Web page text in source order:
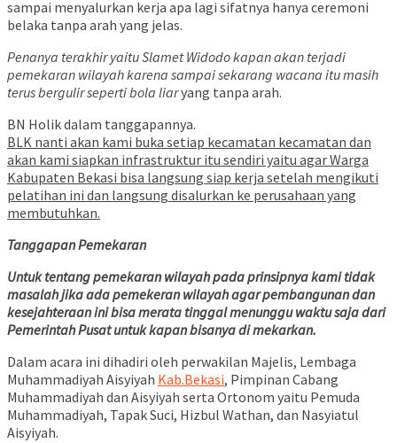
sampai menyalurkan kerja apa lagi sifatnya hanya ceremoni
belaka tanpa arah yang jelas.
Penanya terakhir yaitu Slamet Widodo kapan akan terjadi
pemekaran wilayah karena sampai sekarang wacana itu masih
terus bergulir seperti bola liaryang tanpa arah.
BN Holik dalam tanggapannya.
BLK nanti akan kami buka setiap kecamatan kecamatan dan
akan kami siapkan infrastruktur itu sendiri yaitu agar Warga
Kabupaten Bekasi bisa langsung siap kerja setelah mengikuti
pelatihan ini dan langsung disalurkan ke perusahaan yang
membutuhkan.
Tanggapan Pemekaran
Untuk tentang pemekaran wilayah pada prinsipnya kami tidak
masalah jika ada pemekeran wilayah agar pembangunan dan
kesejahteraan ini bisa merata tinggal menunggu waktu saja dari
Pemerintah Pusat untuk kapan bisanya di mekarkan.
Dalam acara ini dihadiri oleh perwakilan Majelis, Lembaga
Muhammadiyah Aisyiyah Kab.Bekasi, Pimpinan Cabang
Muhammadiyah dan Aisyiyah serta Ortonom yaitu Pemuda
Muhammadiyah, Tapak Suci, Hizbul Wathan, dan Nasyiatul
Aisyiyah.